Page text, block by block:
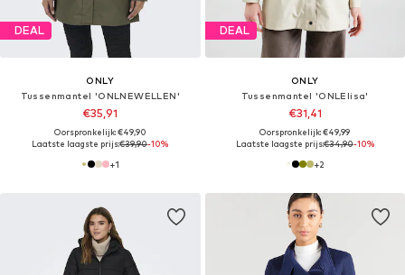
DEAL
ONLY
Tussenmantel 'ONLNEWELLEN'
€35,91
Oorspronkelijk: €49,90
Laatste laagste prijs:€39,90-10%
+1
DEAL
ONLY
Tussenmantel 'ONLElisa'
€31,41
Oorspronkelijk: €49,99
Laatste laagste prijs:€34,90-10%
+2